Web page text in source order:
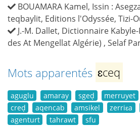
BOUAMARA Kamel, Issin :
teqbaylit, Editions l'Odyssée, Tizi-
J.-M. Dallet, Dictionnaire
des At Mengellat Algérie) , Selaf
Mots apparentés ɛceq
aguglu amaray sgeḍ merruyet
creḍ
aqencab amsikel zerriɛa
agenturt
tahrawt sfu